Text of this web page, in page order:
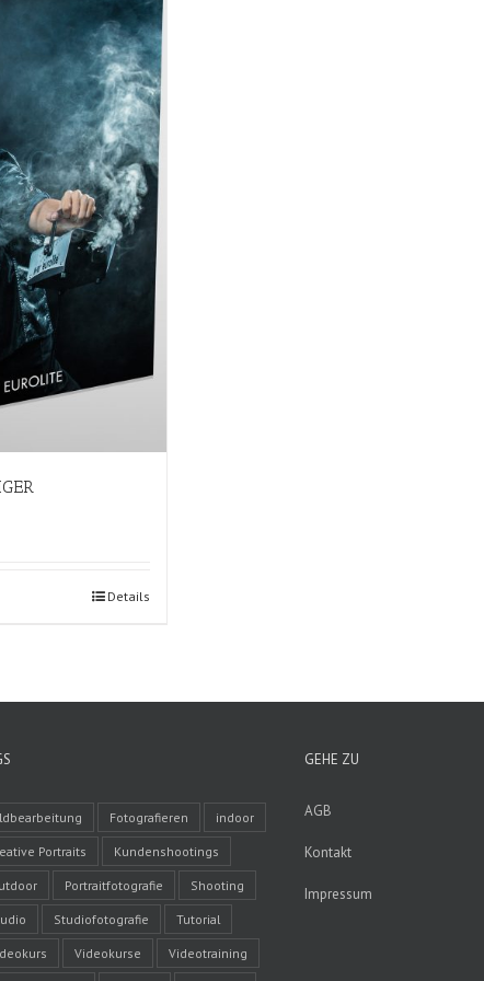
Details
Fotografieren indoor
Portraits Kundenshootings
Portraitfotografie Shooting
Studiofotografie Tutorial
Videokurse Videotraining
GEHE ZU
AGB
Kontakt
Impressum